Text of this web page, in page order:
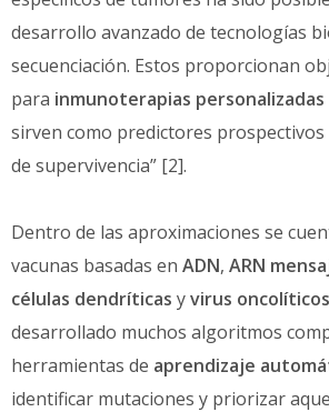
desarrollo avanzado de tecnologías
secuenciación. Estos proporcionan
para inmunoterapias personalizadas
sirven como predictores
de supervivencia” [2].
Dentro de las aproximaciones se
vacunas basadas en ADN, ARN
células dendríticas yvirus oncolíticos
desarrollado muchos algoritmos
herramientas de aprendizaje
identificar mutaciones y priorizar